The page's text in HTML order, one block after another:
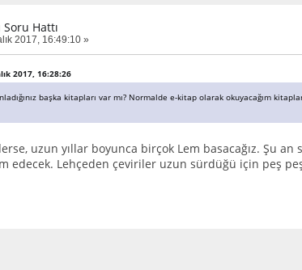
Hattı
2017, 16:49:10 »
2017, 16:28:26
başka kitapları var mı? Normalde e-kitap olarak okuyacağım
uzun yıllar boyunca birçok Lem basacağız. Şu an
edecek. Lehçeden çeviriler uzun sürdüğü için peş